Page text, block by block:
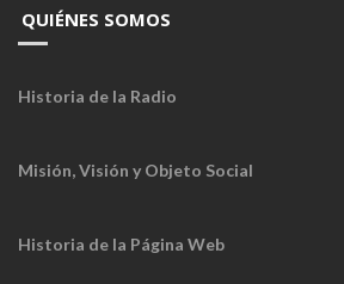
QUIÉNES SOMOS
Historia de la Radio
Misión, Visión y Objeto Social
Historia de la Página Web